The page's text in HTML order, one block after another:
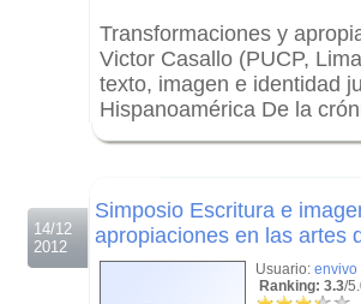
Transformaciones y
Victor Casallo (PUCP,
texto, imagen e identidad
Hispanoamérica De la
14/12
2012
Simposio Escritura e
apropiaciones en las artes
Usuario: envivo
Ranking: 3.3/